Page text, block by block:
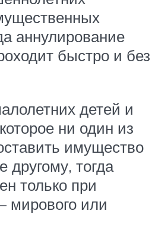
аннулирование
быстро и без
детей и
ни один из
имущество
другому, тогда
только при
мирового или